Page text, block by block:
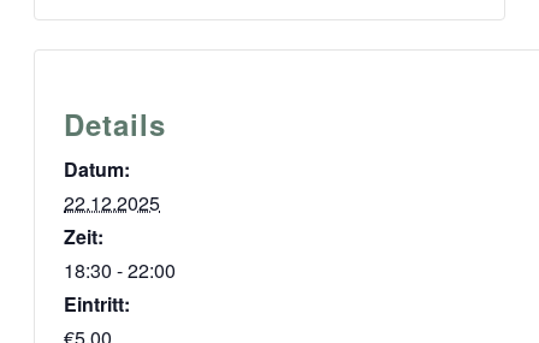
Details
Datum:
22.12.2025
Zeit:
18:30 - 22:00
Eintritt:
€5,00